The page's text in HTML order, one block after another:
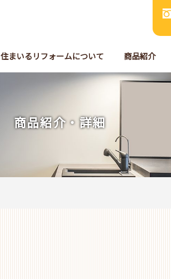
住まいるリフォームについて 商品紹介
商品紹介・詳細